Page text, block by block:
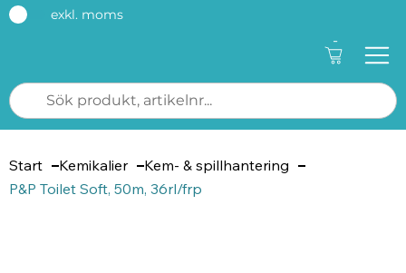
exkl. moms
-
Start Kemikalier
Kem- & spillhantering
P&P Toilet Soft, 50m, 36rl/frp